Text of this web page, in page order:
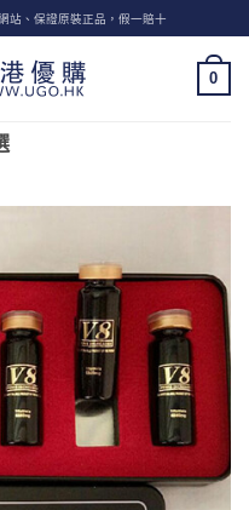
站、保證原裝正品，假一賠十
0